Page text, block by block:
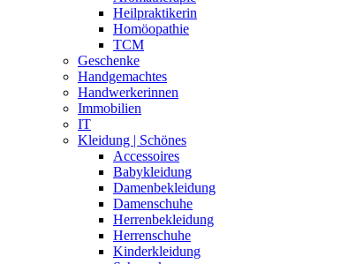
Heilpraktikerin
Homöopathie
TCM
Geschenke
Handgemachtes
Handwerkerinnen
Immobilien
IT
Kleidung | Schönes
Accessoires
Babykleidung
Damenbekleidung
Damenschuhe
Herrenbekleidung
Herrenschuhe
Kinderkleidung